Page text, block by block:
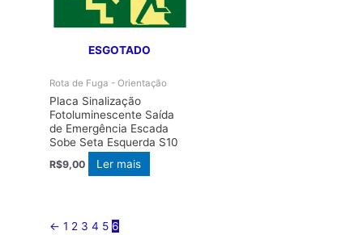
ESGOTADO
Rota de Fuga - Orientação
Placa Sinalização
Fotoluminescente Saída
de Emergência Escada
Sobe Seta Esquerda S10
R$9,00 Ler mais
← 1 2 3 4 5 6